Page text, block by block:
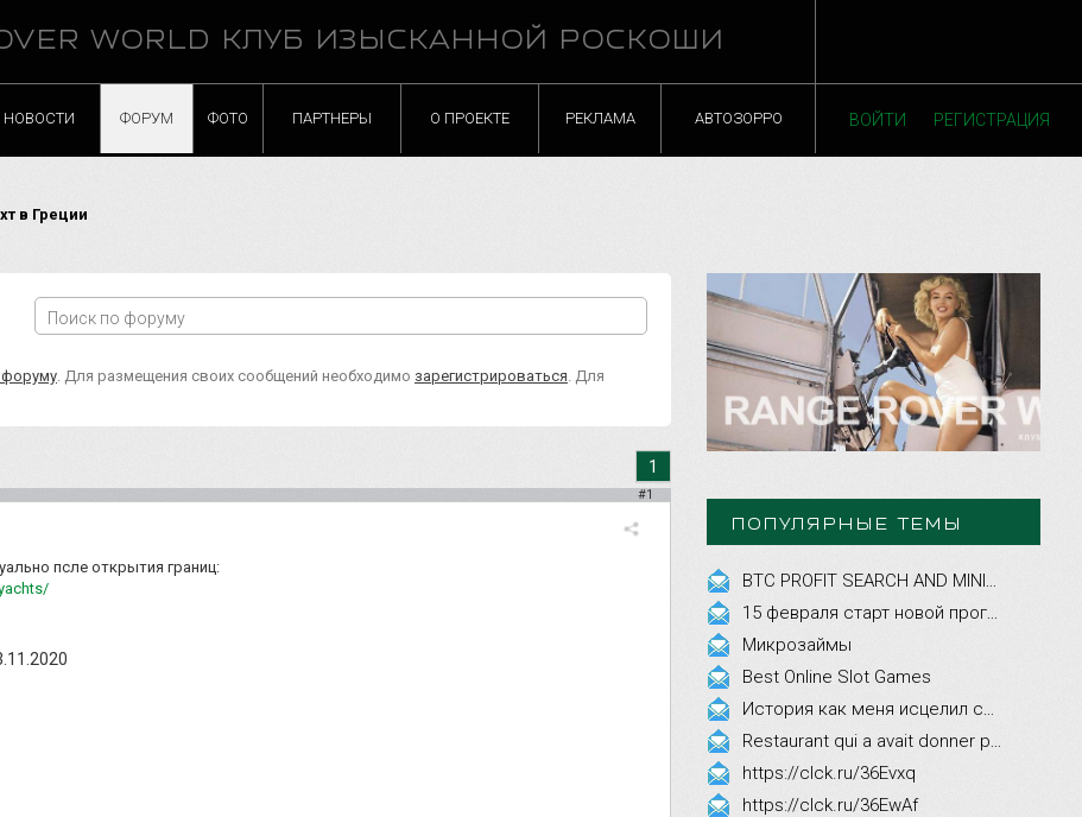
WORLD КЛУБ ИЗЫСКАННОЙ РОСКОШИ
НОВОСТИ ФОРУМ ФОТО ПАРТНЕРЫ О ПРОЕКТЕ РЕКЛАМА АВТОЗОРРО ВОЙТИ РЕГИСТРАЦИЯ
в Греции
форуму . Для размещения своих сообщений необходимо зарегистрироваться . Для
1
#1
псле открытия границ:
ПОПУЛЯРНЫЕ ТЕМЫ
Микрозаймы
Best Online Slot Games
https://clck.ru/36Evxq
https://clck.ru/36EwAf